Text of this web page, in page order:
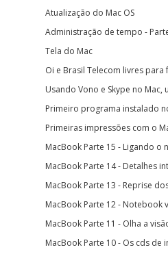
Atualização do Mac OS
Administração de tempo -
Tela do Mac
Oi e Brasil Telecom livres para
Usando Vono e Skype no Mac,
Primeiro programa instalado
Primeiras impressões com o
MacBook Parte 15 - Ligando o
MacBook Parte 14 - Detalhes
MacBook Parte 13 - Reprise
MacBook Parte 12 - Notebook
MacBook Parte 11 - Olha a
MacBook Parte 10 - Os cds de